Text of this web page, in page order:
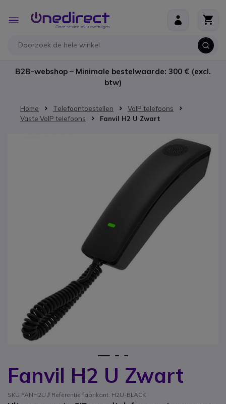
Toggle
Nav
B2B-webshop – Minimale bestelwaarde: 300 € (excl.
btw)
Home Telefoontoestellen
VoIP telefoons
Vaste VoIP telefoons
Fanvil H2 U Zwart
Fanvil H2 U Zwart
SKU FANH2U // Referentie fabrikant: H2U-BLACK
Ga naar het begin van de afbeeldingen-gallerij